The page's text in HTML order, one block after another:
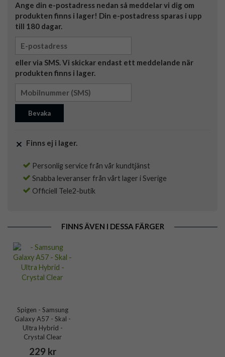
Ange din e-postadress nedan så meddelar vi dig om
produkten finns i lager! Din e-postadress sparas i upp
till 180 dagar.
eller via SMS. Vi skickar endast ett meddelande när
produkten finns i lager.
Bevaka
Finns ej i lager.
Personlig service från vår kundtjänst
Snabba leveranser från vårt lager i Sverige
Officiell Tele2-butik
FINNS ÄVEN I DESSA FÄRGER
Spigen - Samsung
Galaxy A57 - Skal -
Ultra Hybrid -
Crystal Clear
229 kr